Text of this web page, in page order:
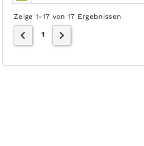
Zeige 1-17 von 17 Ergebnissen
1